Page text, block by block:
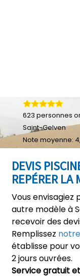
DEVIS
REPÉRER LA
Vous envisagiez
autre modèle à
recevoir des
Remplissez
établisse pour
2 jours ouvrées.
Service gratuit
623 personnes
Saint-Gelven
Note moyenne: